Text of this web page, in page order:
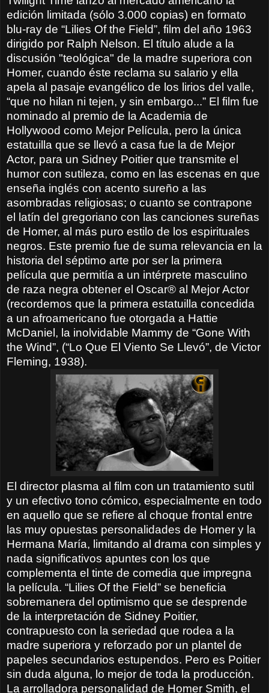
edición limitada (sólo 3.000 copias) en formato
blu-ray de “Lilies Of the Field”, film del año 1963
dirigido por Ralph Nelson. El título alude a la
discusión "teológica" de la madre superiora con
Homer, cuando éste reclama su salario y ella
apela al pasaje evangélico de los lirios del valle,
“que no hilan ni tejen, y sin embargo...” El film fue
nominado al premio de la Academia de
Hollywood como Mejor Película, pero la única
estatuilla que se llevó a casa fue la de Mejor
Actor, para un Sidney Poitier que transmite el
humor con sutileza, como en las escenas en que
enseña inglés con acento sureño a las
asombradas religiosas; o cuanto se contrapone
el latín del gregoriano con las canciones sureñas
de Homer, al más puro estilo de los espirituales
negros. Este premio fue de suma relevancia en la
historia del séptimo arte por ser la primera
película que permitía a un intérprete masculino
de raza negra obtener el Oscar® al Mejor Actor
(recordemos que la primera estatuilla concedida
a un afroamericano fue otorgada a Hattie
McDaniel, la inolvidable Mammy de “Gone With
the Wind”, (“Lo Que El Viento Se Llevó”, de Victor
Fleming, 1938).
El director plasma al film con un tratamiento sutil
y un efectivo tono cómico, especialmente en todo
en aquello que se refiere al choque frontal entre
las muy opuestas personalidades de Homer y la
Hermana María, limitando al drama con simples y
nada significativos apuntes con los que
complementa el tinte de comedia que impregna
la película. “Lilies Of the Field” se beneficia
sobremanera del optimismo que se desprende
de la interpretación de Sidney Poitier,
contrapuesto con la seriedad que rodea a la
madre superiora y reforzado por un plantel de
papeles secundarios estupendos. Pero es Poitier
sin duda alguna, lo mejor de toda la producción.
La arrolladora personalidad de Homer Smith, el